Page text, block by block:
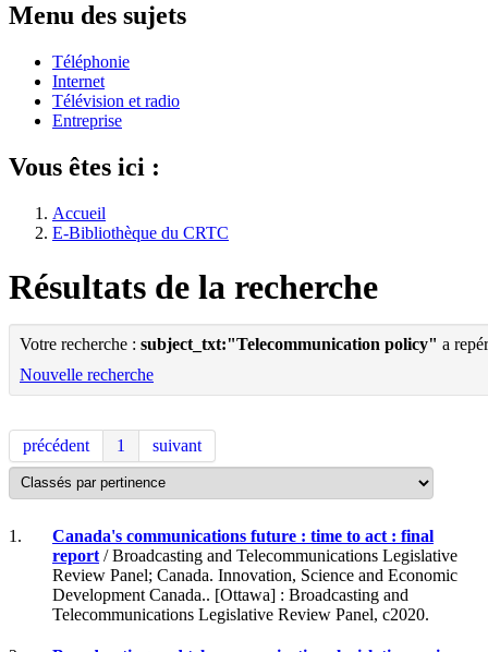
Menu des sujets
Téléphonie
Internet
Télévision et radio
Entreprise
Vous êtes ici :
Accueil
E-Bibliothèque du CRTC
Résultats de la recherche
Votre recherche : subject_txt:"Telecommunication policy" a
Nouvelle recherche
précédent 1 suivant
1.
Canada's communications future : time to act : final
report / Broadcasting and Telecommunications Legislative
Review Panel; Canada. Innovation, Science and Economic
Development Canada.. [Ottawa] : Broadcasting and
Telecommunications Legislative Review Panel, c2020.